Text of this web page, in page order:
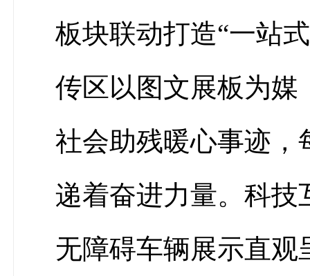
板块联动打造“一站
传区以图文展板为媒
社会助残暖心事迹，
递着奋进力量。科技
无障碍车辆展示直